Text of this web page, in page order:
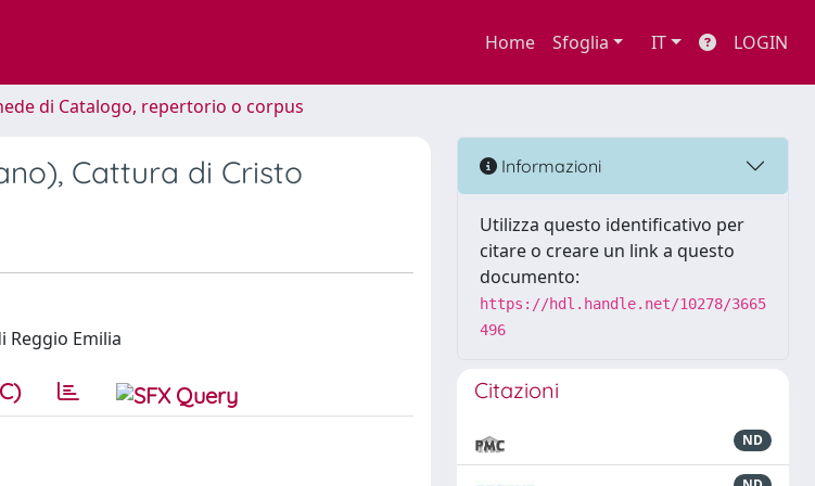
Home Sfoglia IT LOGIN
di Catalogo, repertorio o corpus
Cattura di Cristo
Reggio Emilia
Informazioni
Utilizza questo identificativo per
citare o creare un link a questo
documento:
https://hdl.handle.net/10278/3665
496
Citazioni
ND